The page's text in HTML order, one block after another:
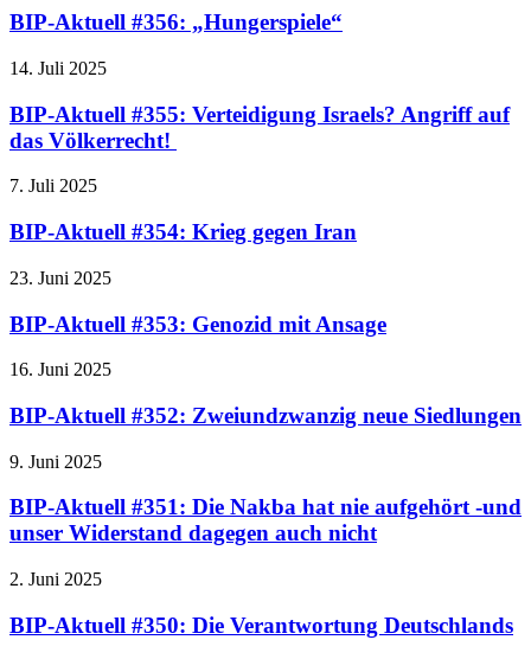
BIP-Aktuell #356: „Hungerspiele“
14. Juli 2025
BIP-Aktuell #355: Verteidigung Israels? Angriff auf
das Völkerrecht!
7. Juli 2025
BIP-Aktuell #354: Krieg gegen Iran
23. Juni 2025
BIP-Aktuell #353: Genozid mit Ansage
16. Juni 2025
BIP-Aktuell #352: Zweiundzwanzig neue Siedlungen
9. Juni 2025
BIP-Aktuell #351: Die Nakba hat nie aufgehört -und
unser Widerstand dagegen auch nicht
2. Juni 2025
BIP-Aktuell #350: Die Verantwortung Deutschlands